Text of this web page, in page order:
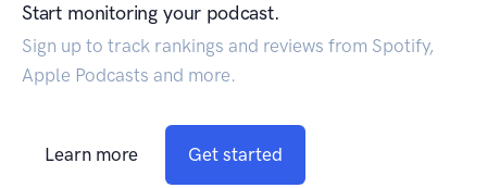
Start monitoring your podcast.
Sign up to track rankings and reviews from Spotify,
Apple Podcasts and more.
Learn more Get started